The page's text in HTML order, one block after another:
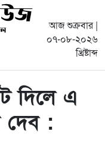
আজ শুক্রবার |
০৭-০৮-২০২৬
খ্রিষ্টাব্দ
দিলে এ
দেব :